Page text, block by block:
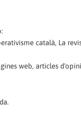
català, La
web, articles